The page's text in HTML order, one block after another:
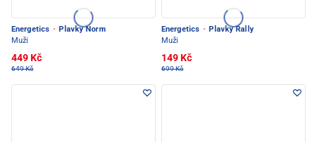
Energetics · Plavky Norm
Muži
449 Kč
649 Kč
Energetics · Plavky Rally
Muži
149 Kč
699 Kč